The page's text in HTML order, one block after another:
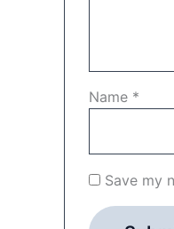
Name *
Save my